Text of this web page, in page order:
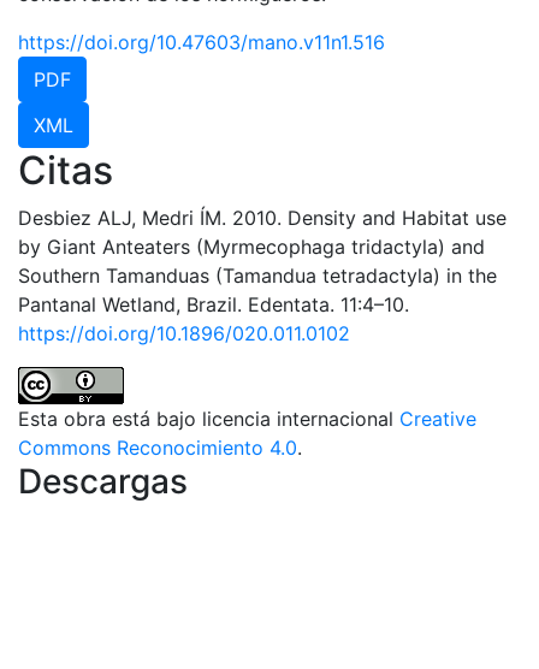
https://doi.org/10.47603/mano.v11n1.516
PDF
XML
Citas
Desbiez ALJ, Medri ÍM. 2010. Density and Habitat use
by Giant Anteaters (Myrmecophaga tridactyla) and
Southern Tamanduas (Tamandua tetradactyla) in the
Pantanal Wetland, Brazil. Edentata. 11:4–10.
https://doi.org/10.1896/020.011.0102
Esta obra está bajo licencia internacional Creative
Commons Reconocimiento 4.0.
Descargas